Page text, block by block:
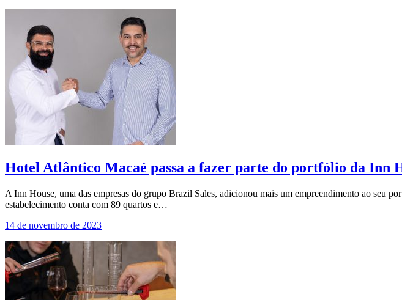
Hotel Atlântico Macaé passa a fazer parte do portfólio da Inn
A Inn House, uma das empresas do grupo Brazil Sales, adicionou mais um empreendimento ao seu
estabelecimento conta com 89 quartos e…
14 de novembro de 2023